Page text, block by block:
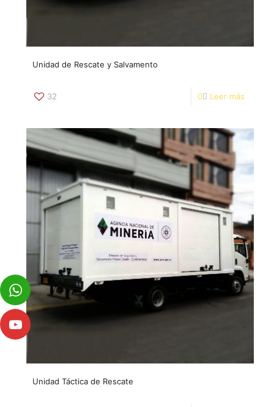
Unidad de Rescate y Salvamento
32 0 Leer más
U​nidad Táctica de Rescate